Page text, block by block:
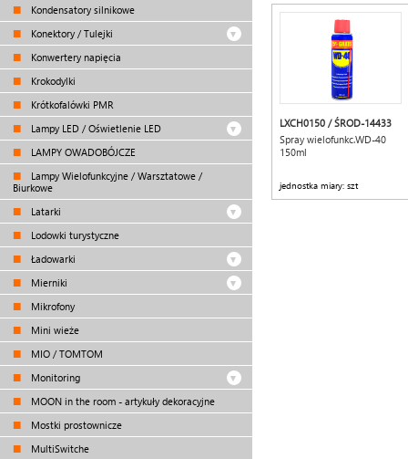
Kondensatory silnikowe
Konektory / Tulejki
Konwertery napięcia
Krokodylki
Krótkofalówki PMR
Lampy LED / Oświetlenie LED
LAMPY OWADOBÓJCZE
Lampy Wielofunkcyjne / Warsztatowe /
Biurkowe
Latarki
Lodowki turystyczne
Ładowarki
Mierniki
Mikrofony
Mini wieże
MIO / TOMTOM
Monitoring
MOON in the room - artykuły dekoracyjne
Mostki prostownicze
MultiSwitche
LXCH0150 / ŚROD-14433
Spray wielofunkc.WD-40
150ml
jednostka miary: szt